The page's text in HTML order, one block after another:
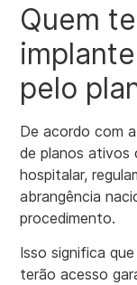
Quem
pelo
De acordo com
de planos ativos
hospitalar,
abrangência
procedimento.
Isso significa
terão acesso